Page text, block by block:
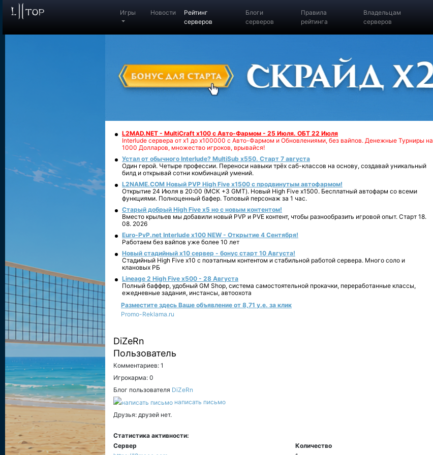
Игры Новости
Рейтинг
серверов
Блоги
серверов
Правила
рейтинга
Владельцам
серверов
L2MAD.NET - MultiCraft x100 с Авто-Фармом - 25 Июля. ОБТ 22 Июля
Interlude сервера от х1 до х100000 с Авто-Фармом и Обновлениями, без вайпов. Денежные Турниры на
1000 Долларов, множество игроков, врывайся!
Устал от обычного Interlude? MultiSub x550. Старт 7 августа
Один герой. Четыре профессии. Переноси навыки трёх саб-классов на основу, создавай уникальный
билд и открывай сотни комбинаций умений.
L2NAME.COM Новый PVP High Five x1500 с продвинутым автофармом!
Открытие 24 Июля в 20:00 (МСК +3 GMT). Новый High Five x1500. Бесплатный автофарм со всеми
функциями. Полноценный бафер. Топовый персонаж за 1 час.
Старый добрый High Five x5 но с новым контентом!
Вместо крыльев мы добавили новый PVP и PVE контент, чтобы разнообразить игровой опыт. Старт 18.
08. 2026
Euro-PvP.net Interlude х100 NEW - Открытие 4 Сентября!
Работаем без вайпов уже более 10 лет
Новый стадийный х10 сервер - бонус старт 10 Августа!
Стадийный High Five x10 с поэтапным контентом и стабильной работой сервера. Много соло и
клановых РБ
Lineage 2 High Five x500 - 28 Августа
Полный баффер, удобный GM Shop, система самостоятельной прокачки, переработанные классы,
ежедневные задания, инстансы, автоохота
Разместите здесь Ваше объявление от 8,71 у.е. за клик
Promo-Reklama.ru
DiZeRn
Пользователь
Комментариев: 1
Игрокарма: 0
Блог пользователя DiZeRn
написать письмо
Друзья: друзей нет.
Статистика активности:
Сервер
Количество